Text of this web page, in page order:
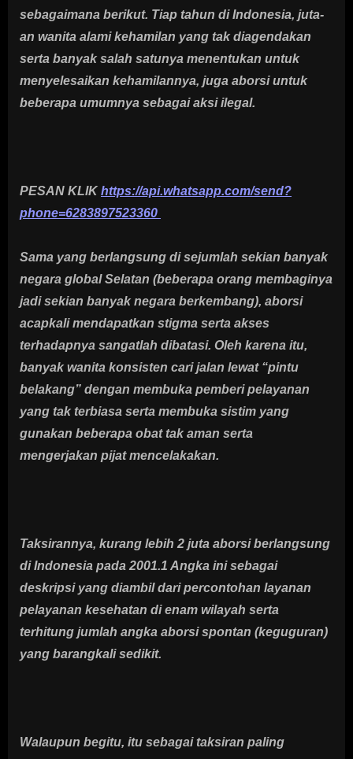
sebagaimana berikut. Tiap tahun di Indonesia, juta-
an wanita alami kehamilan yang tak diagendakan
serta banyak salah satunya menentukan untuk
menyelesaikan kehamilannya, juga aborsi untuk
beberapa umumnya sebagai aksi ilegal.
PESAN KLIK https://api.whatsapp.com/send?
phone=6283897523360
Sama yang berlangsung di sejumlah sekian banyak
negara global Selatan (beberapa orang membaginya
jadi sekian banyak negara berkembang), aborsi
acapkali mendapatkan stigma serta akses
terhadapnya sangatlah dibatasi. Oleh karena itu,
banyak wanita konsisten cari jalan lewat “pintu
belakang” dengan membuka pemberi pelayanan
yang tak terbiasa serta membuka sistim yang
gunakan beberapa obat tak aman serta
mengerjakan pijat mencelakakan.
Taksirannya, kurang lebih 2 juta aborsi berlangsung
di Indonesia pada 2001.1 Angka ini sebagai
deskripsi yang diambil dari percontohan layanan
pelayanan kesehatan di enam wilayah serta
terhitung jumlah angka aborsi spontan (keguguran)
yang barangkali sedikit.
Walaupun begitu, itu sebagai taksiran paling